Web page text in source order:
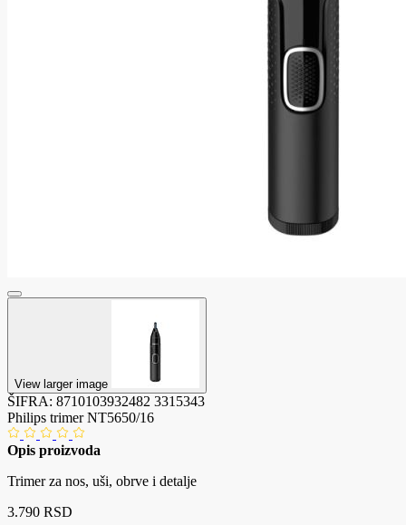
View larger image
ŠIFRA: 8710103932482 3315343
Philips trimer NT5650/16
Opis proizvoda
Trimer za nos, uši, obrve i detalje
3.790 RSD